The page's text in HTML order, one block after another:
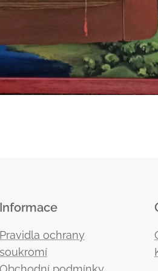
Informace
Pravidla ochrany
soukromí